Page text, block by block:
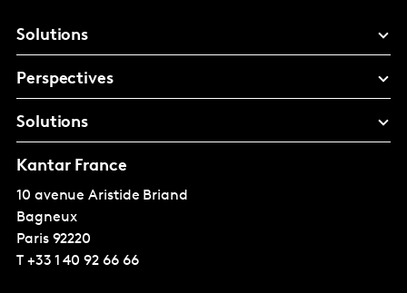
Solutions
Perspectives
Solutions
Kantar France
10 avenue Aristide Briand
Bagneux
Paris 92220
T +33 1 40 92 66 66